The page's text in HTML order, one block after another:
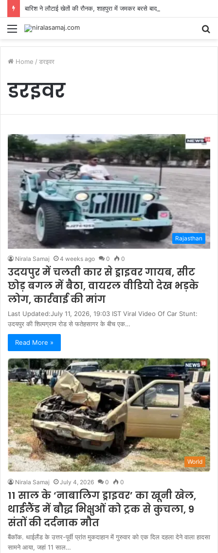
Menu
Home / डरइवर
डरइवर
Rajasthan
Nirala Samaj 4 weeks ago 0 0
उदयपुर में चलती कार से ड्राइवर गायब, सीट
छोड़ बगल में बैठा, वायरल वीडियो देख भड़के
लोग, कार्रवाई की मांग
Last Updated:July 11, 2026, 19:03 IST Viral Video Of Car Stunt:
उदयपुर की शिल्पग्राम रोड से फतेहसागर के बीच एक…
Read More »
World
Nirala Samaj July 4, 2026 0 0
11 साल के ‘नाबालिग ड्राइवर’ का खूनी खेल,
थाईलैंड में बौद्ध भिक्षुओं को ट्रक से कुचला, 9
संतों की दर्दनाक मौत
बैंकॉक. थाईलैंड के उत्तर-पूर्वी प्रांत मुकदाहान में गुरुवार को एक दिल दहला देने वाला हादसा
सामने आया, जहां 11 साल…